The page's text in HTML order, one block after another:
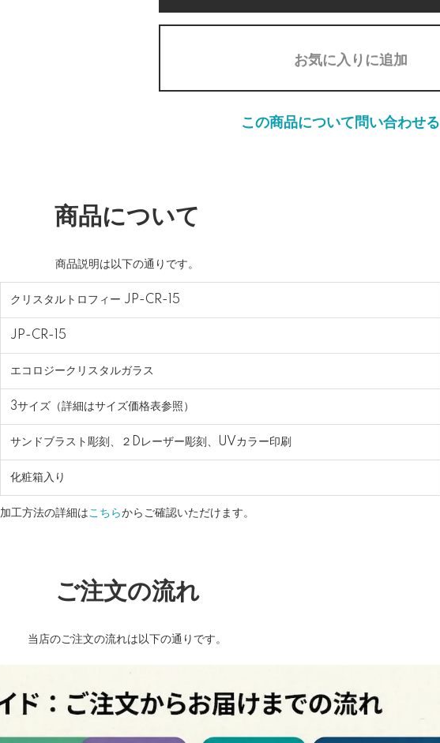
お気に入りに追加
この商品について問い合わせる
商品について
商品説明は以下の通りです。
クリスタルトロフィー JP-CR-15
JP-CR-15
エコロジークリスタルガラス
3サイズ（詳細はサイズ価格表参照）
サンドブラスト彫刻、２Dレーザー彫刻、UVカラー印刷
化粧箱入り
加工方法の詳細はこちらからご確認いただけます。
ご注文の流れ
当店のご注文の流れは以下の通りです。